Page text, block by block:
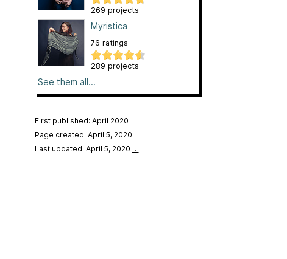
269 projects
Myristica
76 ratings
289 projects
See them all...
First published: April 2020
Page created: April 5, 2020
Last updated: April 5, 2020 …